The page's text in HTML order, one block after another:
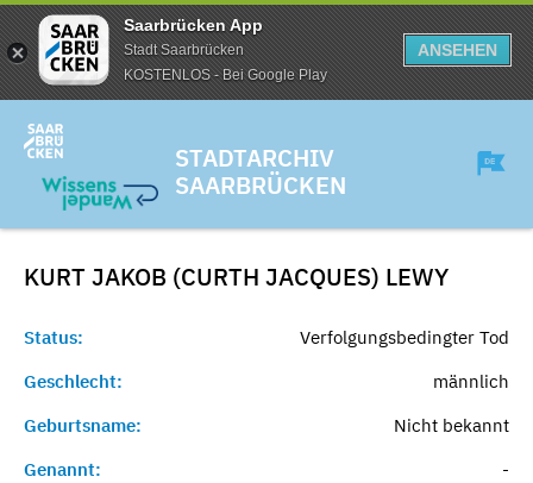
Saarbrücken App
Stadt Saarbrücken
KOSTENLOS - Bei Google Play
ANSEHEN
STADTARCHIV
SAARBRÜCKEN
KURT JAKOB (CURTH JACQUES) LEWY
Status:
Verfolgungsbedingter Tod
Geschlecht:
männlich
Geburtsname:
Nicht bekannt
Genannt:
-